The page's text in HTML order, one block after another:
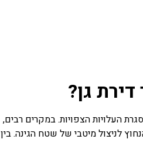
גן?
העלויות הצפויות. במקרים רבים,
לניצול מיטבי של שטח הגינה. בין